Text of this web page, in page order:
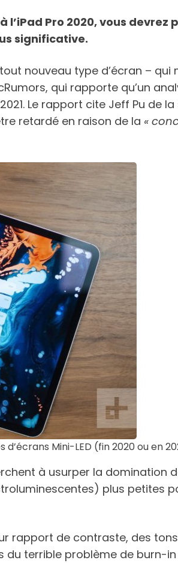
Pro 2020, vous
significative.
nouveau type d’écran –
qui rapporte qu’un
Le rapport cite Jeff Pu de
retardé en raison de la «
Mini-LED (fin 2020 ou en
à usurper la domination
plus
rapport de contraste, des
terrible problème de burn-in